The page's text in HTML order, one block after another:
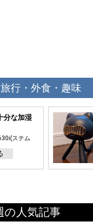
旅行・外食・趣味
分な加湿
ステム
ラックプ
の人気記事